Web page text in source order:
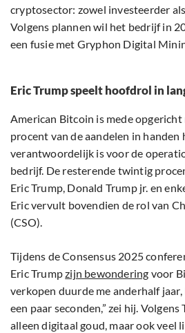
cryptosector: zowel investeerder
Volgens plannen wil het bedrijf in
een fusie met Gryphon Digital
Eric Trump speelt hoofdrol in
American Bitcoin is mede
procent van de aandelen in handen
verantwoordelijk is voor de
bedrijf. De resterende twintig
Eric Trump, Donald Trump jr. en
Eric vervult bovendien de rol van
(CSO).
Tijdens de Consensus 2025
Eric Trumpzijn bewondering voor
verkopen duurde me anderhalf
een paar seconden,” zei hij.
alleen digitaal goud, maar ook veel